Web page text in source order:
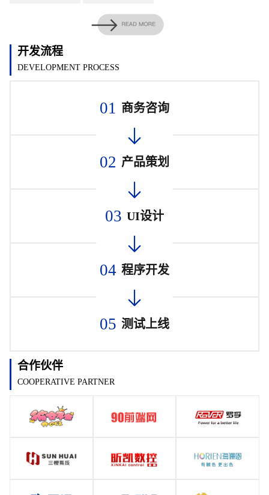
开发流程
DEVELOPMENT PROCESS
01 商务咨询
02 产品策划
03 UI设计
04 程序开发
05 测试上线
合作伙伴
COOPERATIVE PARTNER